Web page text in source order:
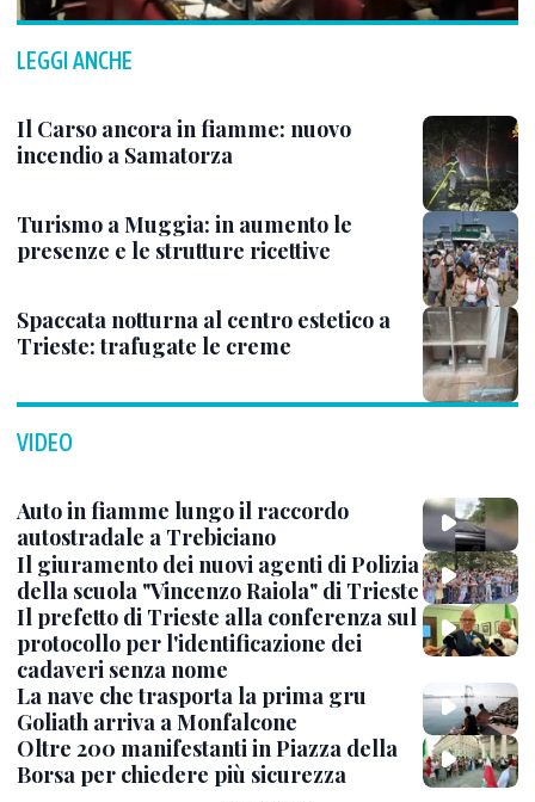
LEGGI ANCHE
Il Carso ancora in fiamme: nuovo
incendio a Samatorza
Turismo a Muggia: in aumento le
presenze e le strutture ricettive
Spaccata notturna al centro estetico a
Trieste: trafugate le creme
VIDEO
Auto in fiamme lungo il raccordo
autostradale a Trebiciano
Il giuramento dei nuovi agenti di Polizia
della scuola "Vincenzo Raiola" di Trieste
Il prefetto di Trieste alla conferenza sul
protocollo per l'identificazione dei
cadaveri senza nome
La nave che trasporta la prima gru
Goliath arriva a Monfalcone
Oltre 200 manifestanti in Piazza della
Borsa per chiedere più sicurezza